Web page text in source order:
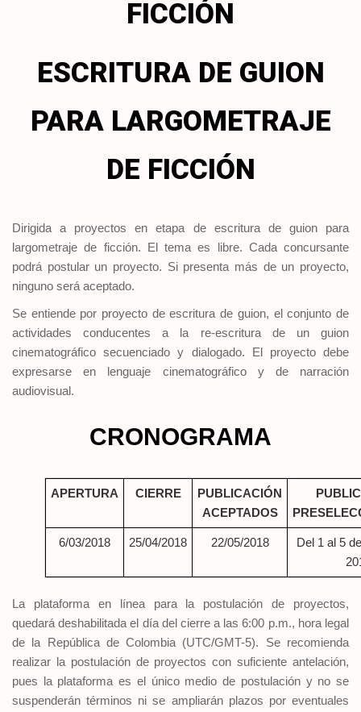
FICCIÓN
ESCRITURA DE GUION
PARA LARGOMETRAJE
DE FICCIÓN
Dirigida a proyectos en etapa de escritura de guion para
largometraje de ficción. El tema es libre. Cada concursante
podrá postular un proyecto. Si presenta más de un proyecto,
ninguno será aceptado.
Se entiende por proyecto de escritura de guion, el conjunto de
actividades conducentes a la re-escritura de un guion
cinematográfico secuenciado y dialogado. El proyecto debe
expresarse en lenguaje cinematográfico y de narración
audiovisual.
CRONOGRAMA
APERTURA CIERRE
PUBLICACIÓN
ACEPTADOS
6/03/2018 25/04/2018 22/05/2018
Del 1 al 5
La plataforma en línea para la postulación de proyectos,
quedará deshabilitada el día del cierre a las 6:00 p.m., hora legal
de la República de Colombia (UTC/GMT-5). Se recomienda
realizar la postulación de proyectos con suficiente antelación,
pues la plataforma es el único medio de postulación y no se
suspenderán términos ni se ampliarán plazos por eventuales